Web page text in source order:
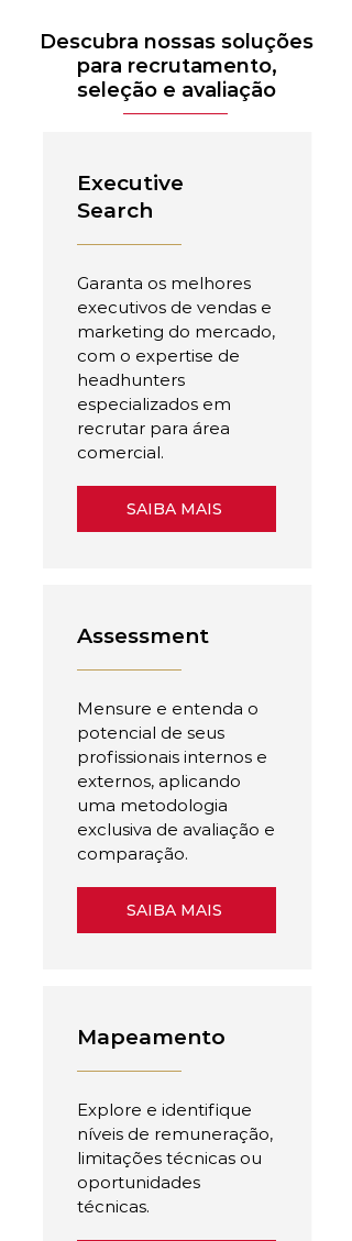
Descubra nossas soluções
para recrutamento,
seleção e avaliação
Executive
Search
Garanta os melhores
executivos de vendas e
marketing do mercado,
com o expertise de
headhunters
especializados em
recrutar para área
comercial.
SAIBA MAIS
Assessment
Mensure e entenda o
potencial de seus
profissionais internos e
externos, aplicando
uma metodologia
exclusiva de avaliação e
comparação.
SAIBA MAIS
Mapeamento
Explore e identifique
níveis de remuneração,
limitações técnicas ou
oportunidades
técnicas.